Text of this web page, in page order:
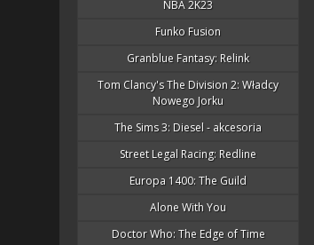
NBA 2K23
Funko Fusion
Granblue Fantasy: Relink
Tom Clancy's The Division 2: Władcy
Nowego Jorku
The Sims 3: Diesel - akcesoria
Street Legal Racing: Redline
Europa 1400: The Guild
Alone With You
Doctor Who: The Edge of Time